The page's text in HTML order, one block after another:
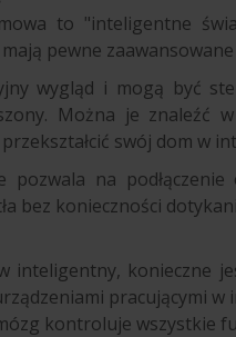
to "inteligentne
pewne
wygląd i mogą być
Można je
swój dom w
pozwala na
bez konieczności
inteligentny, konieczne
pracującymi
kontroluje wszystkie